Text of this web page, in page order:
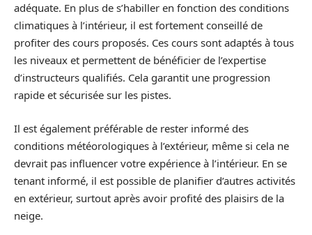
adéquate. En plus de s’habiller en fonction des conditions
climatiques à l’intérieur, il est fortement conseillé de
profiter des cours proposés. Ces cours sont adaptés à tous
les niveaux et permettent de bénéficier de l’expertise
d’instructeurs qualifiés. Cela garantit une progression
rapide et sécurisée sur les pistes.
Il est également préférable de rester informé des
conditions météorologiques à l’extérieur, même si cela ne
devrait pas influencer votre expérience à l’intérieur. En se
tenant informé, il est possible de planifier d’autres activités
en extérieur, surtout après avoir profité des plaisirs de la
neige.